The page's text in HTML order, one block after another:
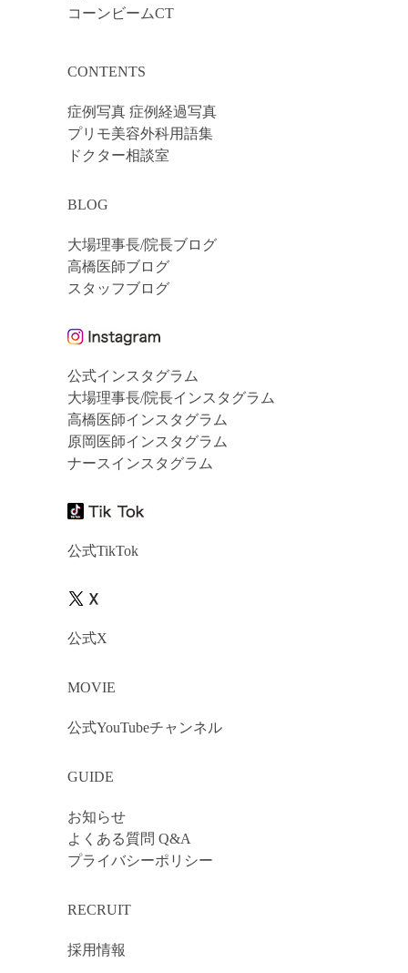
コーンビームCT
CONTENTS
症例写真 症例経過写真
プリモ美容外科用語集
ドクター相談室
BLOG
大場理事長/院長ブログ
高橋医師ブログ
スタッフブログ
公式インスタグラム
大場理事長/院長インスタグラム
高橋医師インスタグラム
原岡医師インスタグラム
ナースインスタグラム
公式TikTok
公式X
MOVIE
公式YouTubeチャンネル
GUIDE
お知らせ
よくある質問 Q&A
プライバシーポリシー
RECRUIT
採用情報